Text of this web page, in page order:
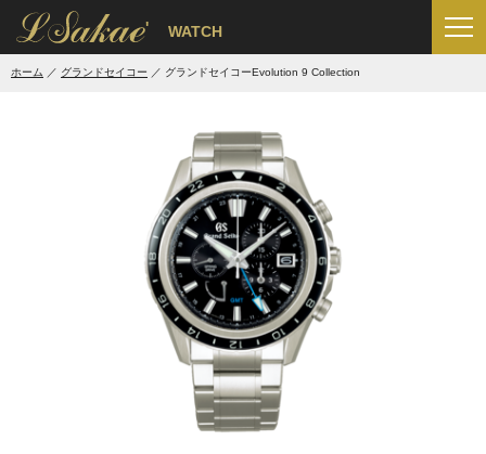
' WATCH
ホーム グランドセイコー グランドセイコーEvolution 9 Collection